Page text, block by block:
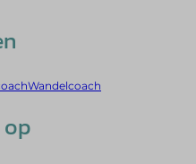
Wandelcoach